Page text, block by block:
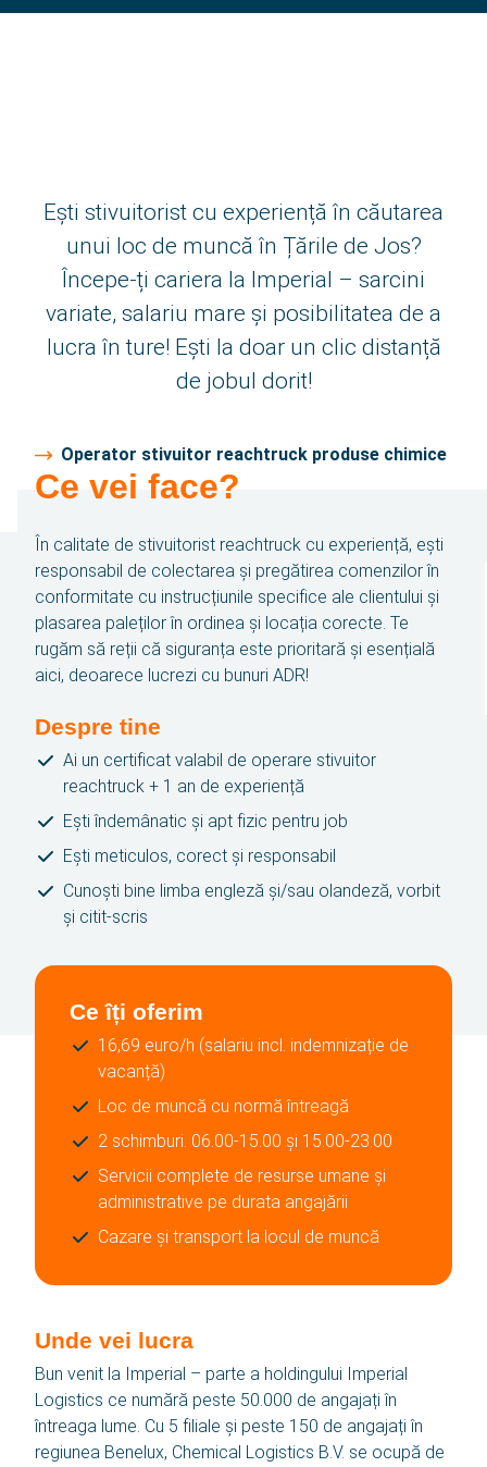
Limbă
Română
български
Contact
SBA Flex Recruitment
Boogschutterstraat 5, 5015 BX Tilburg, Țările de Jos
T:+31 (0)13 464 89 50 | E:recruitment@sbaflex.com
SBA Flex Recruitment S.R.L.
Splaiul Unirii 4, Bloc B3, Tronson 3 Etaj 2, Birou 2.2,
040031 Sector 4, București
+40 (0)31 426 09 93 E:recrutare@sbaflex.ro
Sună-ne
Ești stivuitorist cu experiență în căutarea
unui loc de muncă în Țările de Jos?
Începe-ți cariera la Imperial – sarcini
variate, salariu mare și posibilitatea de a
lucra în ture! Ești la doar un clic distanță
de jobul dorit!
Operator stivuitor reachtruck produse chimice
Ce vei face?
În calitate de stivuitorist reachtruck cu experiență, ești
responsabil de colectarea și pregătirea comenzilor în
conformitate cu instrucțiunile specifice ale clientului și
plasarea paleților în ordinea și locația corecte. Te
rugăm să reții că siguranța este prioritară și esențială
aici, deoarece lucrezi cu bunuri ADR!
Despre tine
Ai un certificat valabil de operare stivuitor
reachtruck + 1 an de experiență
Ești îndemânatic și apt fizic pentru job
Ești meticulos, corect și responsabil
Cunoști bine limba engleză și/sau olandeză, vorbit
și citit-scris
Ce îți oferim
16,69 euro/h (salariu incl. indemnizație de
vacanță)
Loc de muncă cu normă întreagă
2 schimburi. 06.00-15.00 și 15.00-23.00
Servicii complete de resurse umane și
administrative pe durata angajării
Cazare și transport la locul de muncă
Unde vei lucra
Bun venit la Imperial – parte a holdingului Imperial
Logistics ce numără peste 50.000 de angajați în
întreaga lume. Cu 5 filiale și peste 150 de angajați în
regiunea Benelux, Chemical Logistics B.V. se ocupă de